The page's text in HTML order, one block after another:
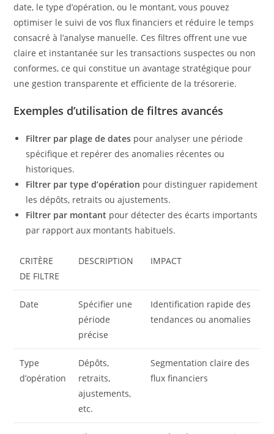
date, le type d’opération, ou le montant, vous pouvez
optimiser le suivi de vos flux financiers et réduire le temps
consacré à l’analyse manuelle. Ces filtres offrent une vue
claire et instantanée sur les transactions suspectes ou non
conformes, ce qui constitue un avantage stratégique pour
une gestion transparente et efficiente de la trésorerie.
Exemples d’utilisation de filtres avancés
Filtrer par plage de dates pour analyser une période
spécifique et repérer des anomalies récentes ou
historiques.
Filtrer par type d’opération pour distinguer rapidement
les dépôts, retraits ou ajustements.
Filtrer par montant pour détecter des écarts importants
par rapport aux montants habituels.
CRITÈRE
DE FILTRE
DESCRIPTION IMPACT
Date
Spécifier une
période
précise
Identification rapide des
tendances ou anomalies
Type
d’opération
Dépôts,
retraits,
ajustements,
etc.
Segmentation claire des
flux financiers